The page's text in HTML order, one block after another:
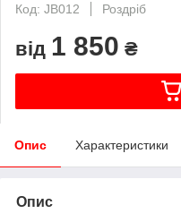
Код: JB012
Роздріб
від 1 850 ₴
Опис Характеристики
Опис